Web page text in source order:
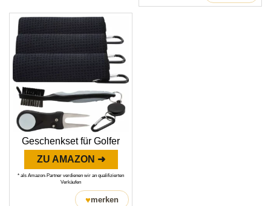
Geschenkset für Golfer
ZU AMAZON ➜
* als Amazon-Partner verdienen wir an qualifizierten
Verkäufen
♥merken